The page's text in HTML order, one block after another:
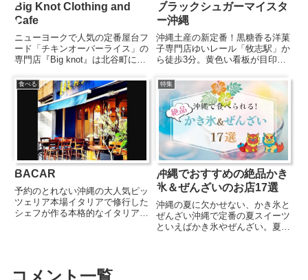
Big Knot Clothing and
Cafe
ニューヨークで人気の定番屋台フ
ード「チキンオーバーライス」の
専門店『Big knot』は北谷町にあ
メニューはチキンオーバーライス
をはじめ手軽に食べられるオーバ
ーライス4種とチキンブリトーの
み。チキンオーバーライ...
ブラックシュガーマイスタ
ー沖縄
沖縄土産の新定番！黒糖香る洋菓
子専門店ゆいレール「牧志駅」か
ら徒歩3分。黄色い看板が目印の
縄』は、2026年7月3日に那覇国
際通りにオープンした、沖縄産の
黒糖を使用した洋菓子の専門店。
沖縄黒糖のコクと香りを活か...
食べる
BACAR
予約のとれない沖縄の大人気ピッ
ツェリア本場イタリアで修行した
シェフが作る本格的なイタリアン
人気のピッツァメニューは現在...
特集
沖縄でおすすめの絶品かき
氷＆ぜんざいのお店17選
沖縄の夏に欠かせない、かき氷と
ぜんざい沖縄で定番の夏スイーツ
といえばかき氷やぜんざい。夏に
コメント一覧